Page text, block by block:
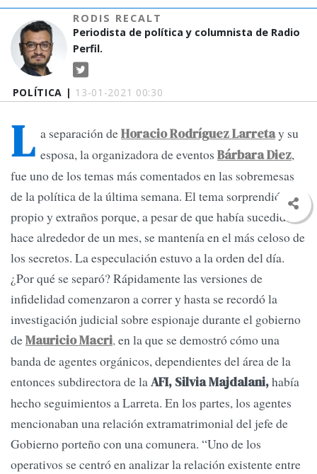
POLÍTICA | 13-01-2021 00:30
RODIS RECALT
Periodista de política y columnista de Radio
Perfil.
L a separación deHoracio Rodríguez Larretay su
esposa, la organizadora de eventos Bárbara Diez,
fue uno de los temas más comentados en las sobremesas
de la política de la última semana. El tema sorprendió a
propio y extraños porque, a pesar de que había sucedido
hace alrededor de un mes, se mantenía en el más celoso de
los secretos. La especulación estuvo a la orden del día.
¿Por qué se separó? Rápidamente las versiones de
infidelidad comenzaron a correr y hasta se recordó la
investigación judicial sobre espionaje durante el gobierno
deMauricio Macri,en la que se demostró cómo una
banda de agentes orgánicos, dependientes del área de la
entonces subdirectora de laAFI, Silvia Majdalani,había
hecho seguimientos a Larreta. En los partes, los agentes
mencionaban una relación extramatrimonial del jefe de
Gobierno porteño con una comunera. “Uno de los
operativos se centró en analizar la relación existente entre